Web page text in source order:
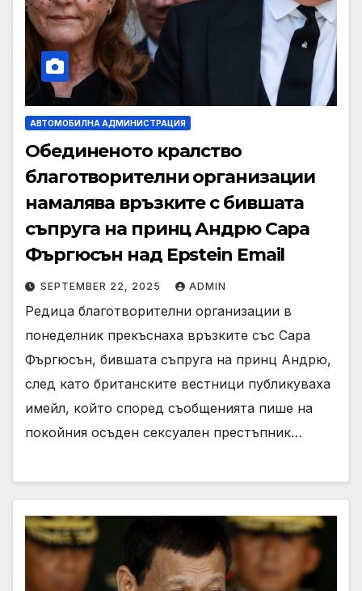
АВТОМОБИЛНА АДМИНИСТРАЦИЯ
Обединеното кралство
благотворителни организации
намалява връзките с бившата
съпруга на принц Андрю Сара
Фъргюсън над Epstein Email
SEPTEMBER 22, 2025 ADMIN
Редица благотворителни организации в
понеделник прекъснаха връзките със Сара
Фъргюсън, бившата съпруга на принц Андрю,
след като британските вестници публикуваха
имейл, който според съобщенията пише на
покойния осъден сексуален престъпник…